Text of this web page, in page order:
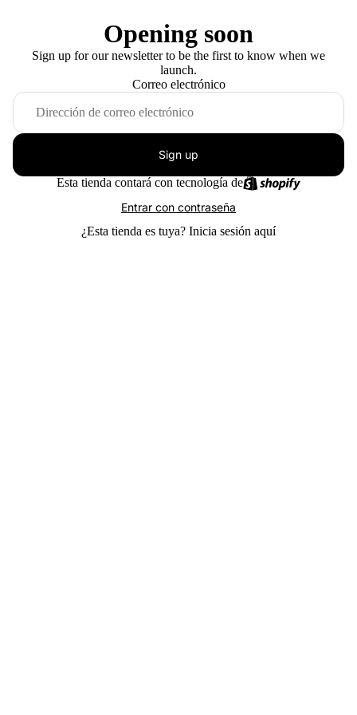
Opening soon
Sign up for our newsletter to be the first to know when we
launch.
Correo electrónico
Sign up
Esta tienda contará con tecnología de
Entrar con contraseña
¿Esta tienda es tuya? Inicia sesión aquí